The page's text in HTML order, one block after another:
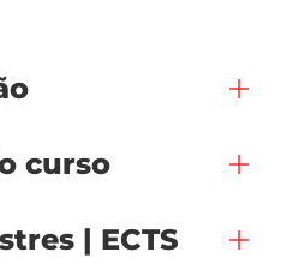
curso
| ECTS